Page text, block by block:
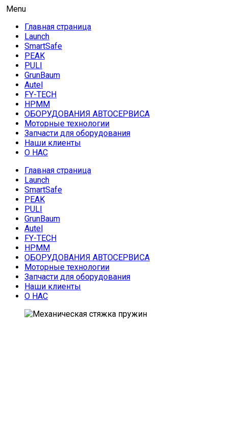
Skip
content
AUTO HOUSE
Launch в Армении,Launch Armenia
Menu
Главная страница
Launch
SmartSafe
PEAK
PULI
GrunBaum
Autel
FY-TECH
HPMM
ОБОРУДОВАНИЯ АВТОСЕРВИСА
Моторные технологии
Запчасти для оборудования
Наши клиенты
О НАС
Главная страница
Launch
SmartSafe
PEAK
PULI
GrunBaum
Autel
FY-TECH
HPMM
ОБОРУДОВАНИЯ АВТОСЕРВИСА
Моторные технологии
Запчасти для оборудования
Наши клиенты
О НАС